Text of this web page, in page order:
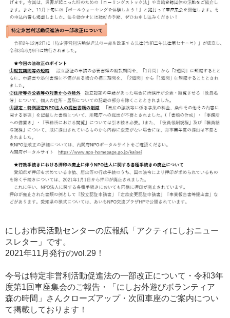
にしお市民活動センターの広報紙「アクティにしおニュー
スレター」です。
2021年11月発行のvol.29！
今号は特定非営利活動促進法の一部改正について・令和3年
度第1回車座集会のご報告・「にしお外遊びボランティア
森の時間」さんクローズアップ・次回車座のご案内につい
て掲載しております！